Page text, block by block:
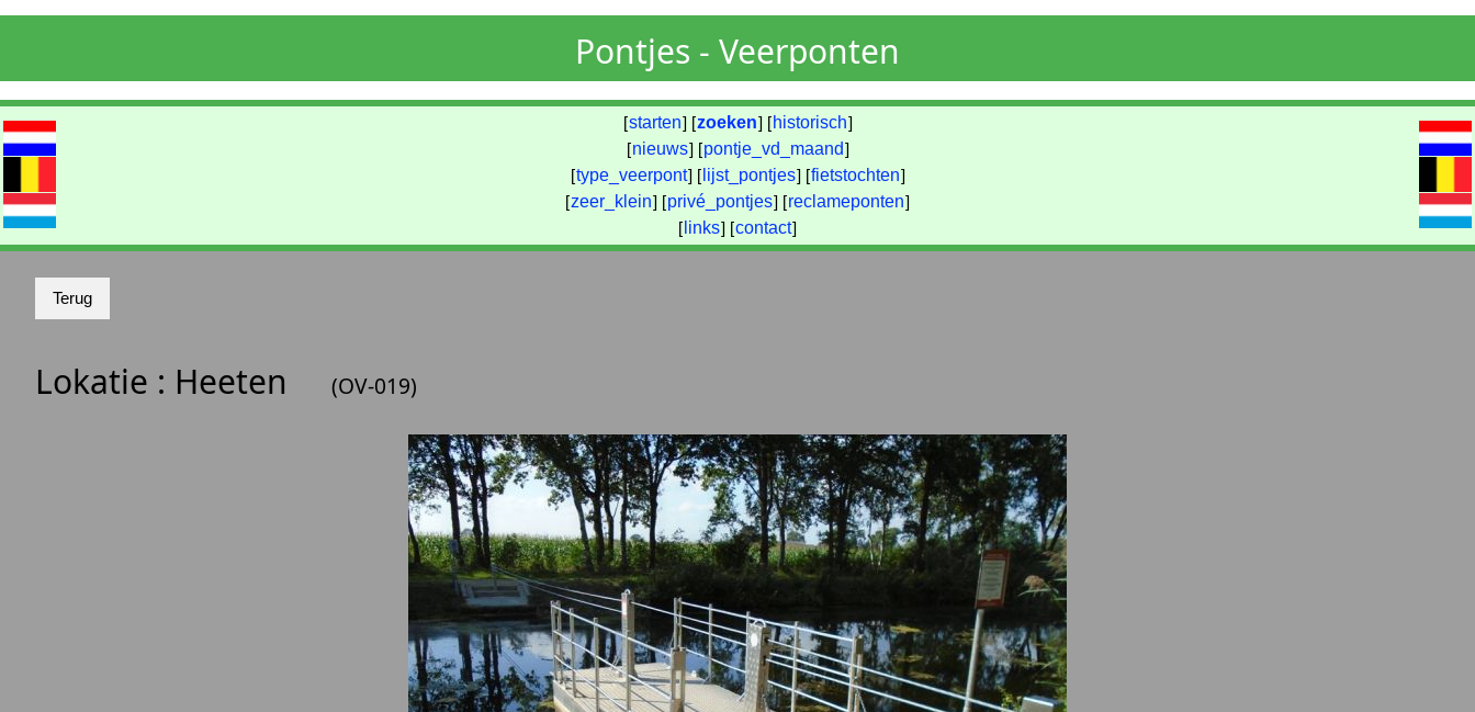
Pontjes - Veerponten
[starten] [zoeken] [ historisch]
[nieuws] [pontje_vd_maand]
[type_veerpont] [ lijst_pontjes] [fietstochten]
[zeer_klein] [privé_pontjes] [reclameponten]
[ links] [contact]
Lokatie : Heeten (OV-019)